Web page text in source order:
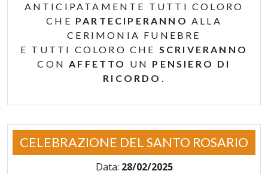
ANTICIPATAMENTE TUTTI COLORO
CHE PARTECIPERANNO ALLA
CERIMONIA FUNEBRE
E TUTTI COLORO CHE SCRIVERANNO
CONAFFETTO UN PENSIERO DI
RICORDO .
CELEBRAZIONE DEL SANTO ROSARIO
Data: 28/02/2025